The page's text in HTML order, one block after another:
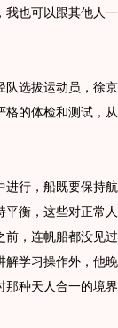
也可以跟其他人
选拔运动员，徐京
的体检和测试，
行，船既要保持航
衡，这些对正常
，连帆船都没见
学习操作外，他
种天人合一的境界